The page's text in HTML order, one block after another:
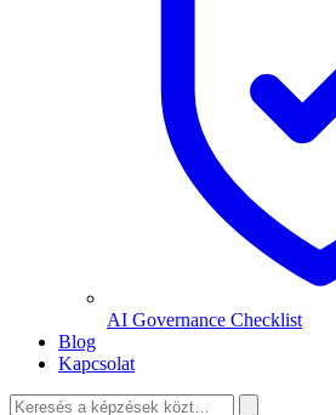
AI Governance Checklist
Blog
Kapcsolat